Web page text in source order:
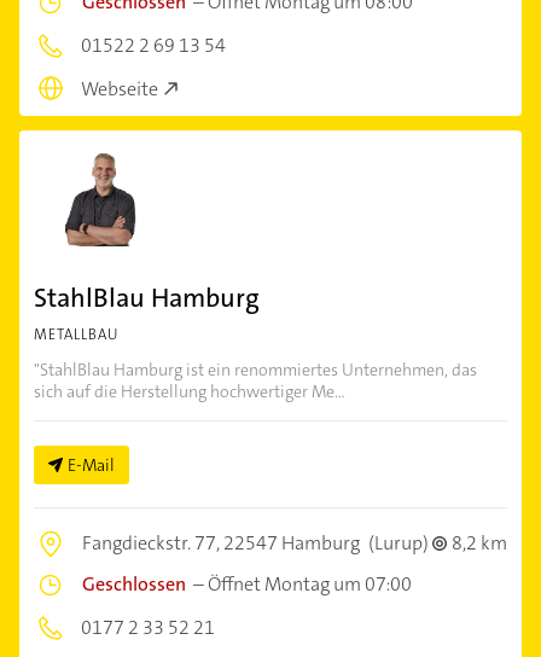
01522 2 69 13 54
Webseite
StahlBlau Hamburg
METALLBAU
"StahlBlau Hamburg ist ein renommiertes Unternehmen, das
sich auf die Herstellung hochwertiger Me...
E-Mail
Fangdieckstr. 77,22547 Hamburg (Lurup)
8,2 km
Geschlossen –Öffnet Montag um 07:00
0177 2 33 52 21